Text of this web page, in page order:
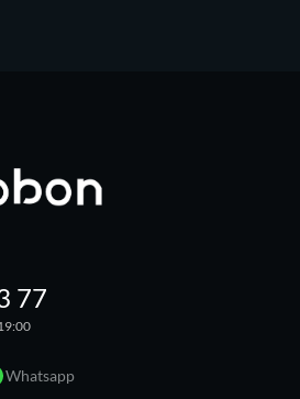
77
Whatsapp